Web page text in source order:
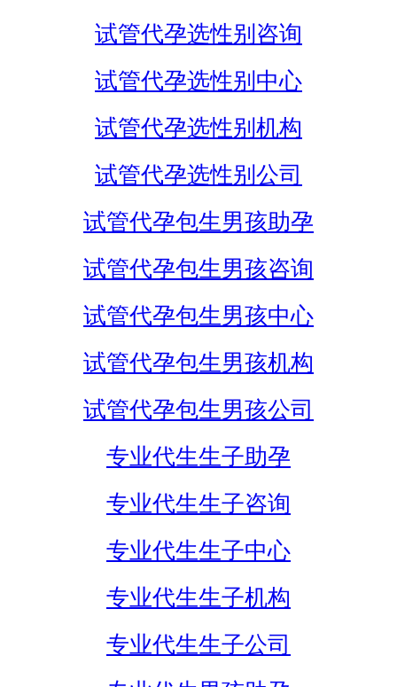
试管代孕选性别咨询
试管代孕选性别中心
试管代孕选性别机构
试管代孕选性别公司
试管代孕包生男孩助孕
试管代孕包生男孩咨询
试管代孕包生男孩中心
试管代孕包生男孩机构
试管代孕包生男孩公司
专业代生生子助孕
专业代生生子咨询
专业代生生子中心
专业代生生子机构
专业代生生子公司